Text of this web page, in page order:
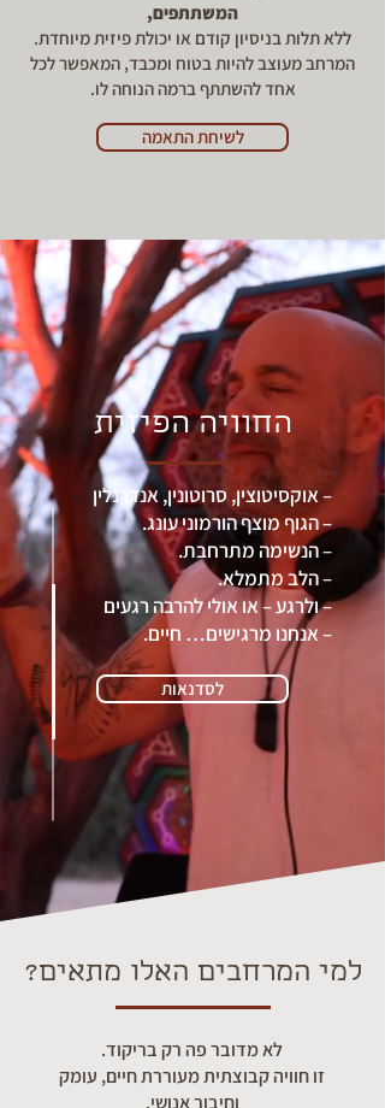
המשתתפים,
ללא תלות בניסיון קודם או יכולת פיזית מיוחדת.
המרחב מעוצב להיות בטוח ומכבד, המאפשר לכל
אחד להשתתף ברמה הנוחה לו.
לשיחת התאמה
החוויה הפיזית
– אוקסיטוצין, סרוטונין, אנדרנלין
– הגוף מוצף הורמוני עונג.
– הנשימה מתרחבת.
– הלב מתמלא.
– ולרגע – או אולי להרבה רגעים
– אנחנו מרגישים… חיים.
לסדנאות
למי המרחבים האלו מתאים?
לא מדובר פה רק בריקוד.
זו חוויה קבוצתית מעוררת חיים, עומק
וחיבור אנושי.